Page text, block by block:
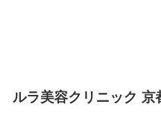
ルラ美容クリニック 京